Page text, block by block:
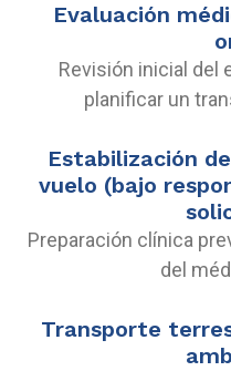
Evaluación
Revisión inicial del
planificar un
Estabilización
vuelo (bajo
Preparación clínica
del
Transporte